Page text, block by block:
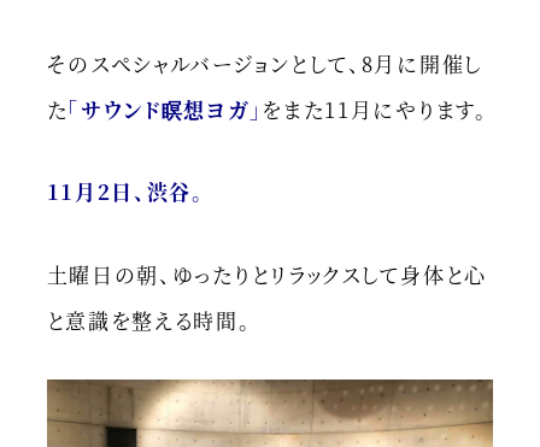
そのスペシャルバージョンとして、8月に開催し
た「サウンド瞑想ヨガ」 をまた11月にやります。
11月2日、渋谷。
土曜日の朝、ゆったりとリラックスして身体と心
と意識を整える時間。